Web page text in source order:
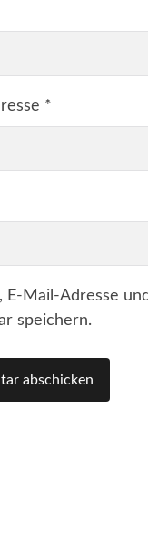
*
E-Mail-Adresse
speichern.